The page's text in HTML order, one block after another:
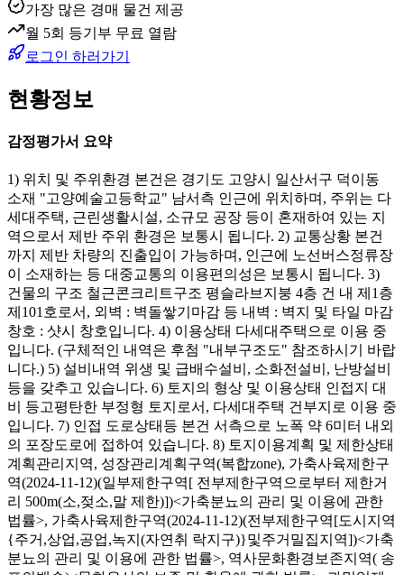
가장 많은 경매 물건 제공
월 5회 등기부 무료 열람
로그인 하러가기
현황정보
감정평가서 요약
1) 위치 및 주위환경 본건은 경기도 고양시 일산서구 덕이동
소재 "고양예술고등학교" 남서측 인근에 위치하며, 주위는 다
세대주택, 근린생활시설, 소규모 공장 등이 혼재하여 있는 지
역으로서 제반 주위 환경은 보통시 됩니다. 2) 교통상황 본건
까지 제반 차량의 진출입이 가능하며, 인근에 노선버스정류장
이 소재하는 등 대중교통의 이용편의성은 보통시 됩니다. 3)
건물의 구조 철근콘크리트구조 평슬라브지붕 4층 건 내 제1층
제101호로서, 외벽 : 벽돌쌓기마감 등 내벽 : 벽지 및 타일 마감
창호 : 샷시 창호입니다. 4) 이용상태 다세대주택으로 이용 중
입니다. (구체적인 내역은 후첨 "내부구조도" 참조하시기 바랍
니다.) 5) 설비내역 위생 및 급배수설비, 소화전설비, 난방설비
등을 갖추고 있습니다. 6) 토지의 형상 및 이용상태 인접지 대
비 등고평탄한 부정형 토지로서, 다세대주택 건부지로 이용 중
입니다. 7) 인접 도로상태등 본건 서측으로 노폭 약 6미터 내외
의 포장도로에 접하여 있습니다. 8) 토지이용계획 및 제한상태
계획관리지역, 성장관리계획구역(복합zone), 가축사육제한구
역(2024-11-12)(일부제한구역[ 전부제한구역으로부터 제한거
리 500m(소,젖소,말 제한)])<가축분뇨의 관리 및 이용에 관한
법률>, 가축사육제한구역(2024-11-12)(전부제한구역[도시지역
{주거,상업,공업,녹지(자연취 락지구)}및주거밀집지역])<가축
분뇨의 관리 및 이용에 관한 법률>, 역사문화환경보존지역( 송